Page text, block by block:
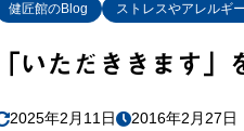
健匠館のBlog ストレスやアレルギ
「いただききます
2025年2月11日 2016年2月27日